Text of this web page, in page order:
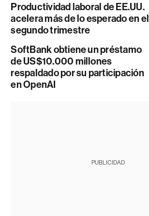
Productividad laboral de EE.UU.
acelera más de lo esperado en el
segundo trimestre
SoftBank obtiene un préstamo
de US$10.000 millones
respaldado por su participación
en OpenAI
PUBLICIDAD